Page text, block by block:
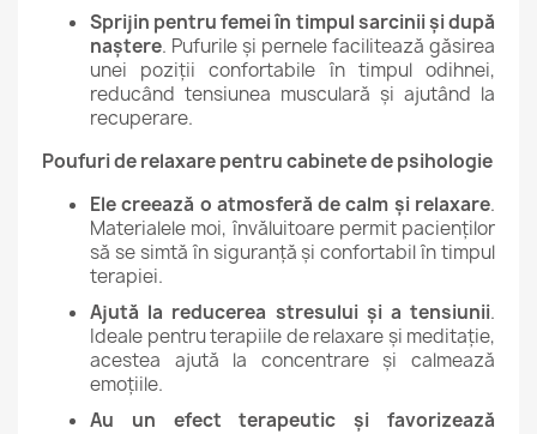
Sprijin pentru femei în timpul sarcinii și după
naștere. Pufurile și pernele facilitează găsirea
unei poziții confortabile în timpul odihnei,
reducând tensiunea musculară și ajutând la
recuperare.
Poufuri de relaxare pentru cabinete de psihologie
Ele creează o atmosferă de calm și relaxare.
Materialele moi, învăluitoare permit pacienților
să se simtă în siguranță și confortabil în timpul
terapiei.
Ajută la reducerea stresului și a tensiunii.
Ideale pentru terapiile de relaxare și meditație,
acestea ajută la concentrare și calmează
emoțiile.
Au un efect terapeutic și favorizează